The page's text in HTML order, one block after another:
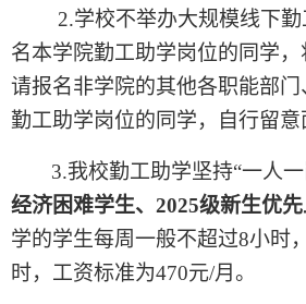
2.学校不举办大规模线下
名本学院勤工助学岗位的同学，
请报名非学院的其他各职能部
勤工助学岗位的同学，自行留意
3.我校勤工助学坚持“一人一
经济困难学生、 2025级新生优
学的学生每周一般不超过8小时
时，工资标准为470元/月。